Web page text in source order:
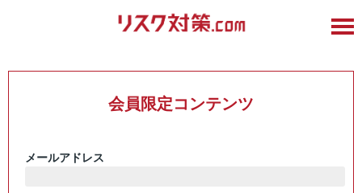
会員限定コンテンツ
メールアドレス